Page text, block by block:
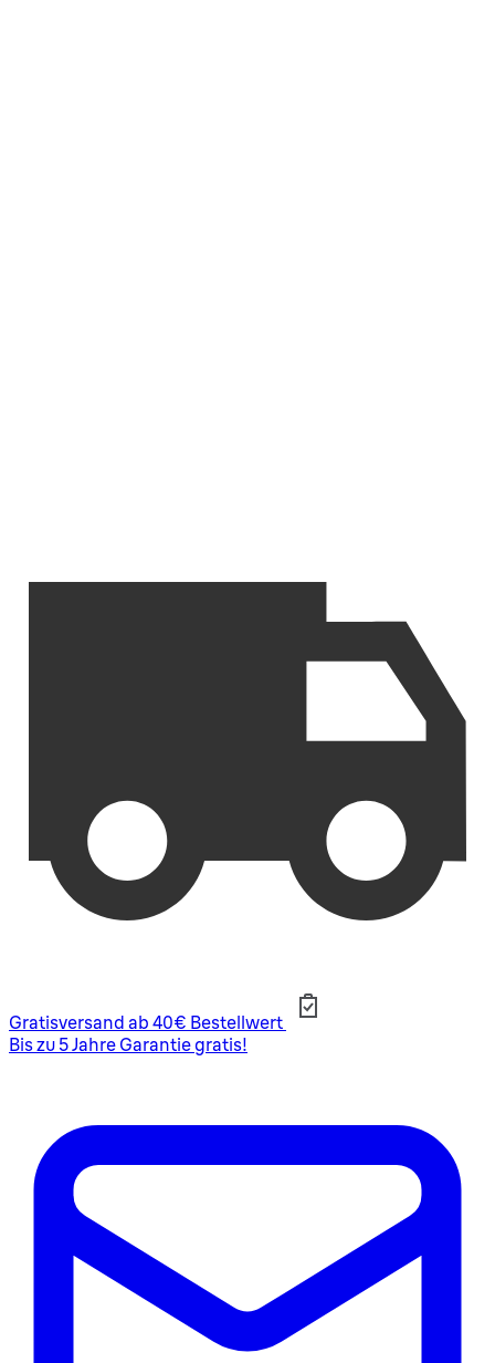
Gratisversand ab 40€ Bestellwert
Bis zu 5 Jahre Garantie gratis!